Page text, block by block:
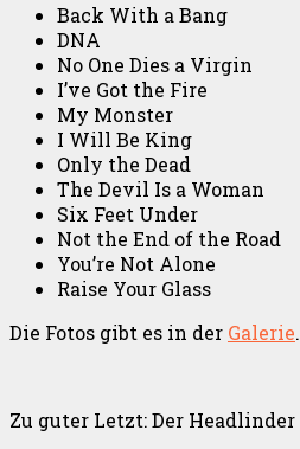
Back With a Bang
DNA
No One Dies a Virgin
I’ve Got the Fire
My Monster
I Will Be King
Only the Dead
The Devil Is a Woman
Six Feet Under
Not the End of the Road
You’re Not Alone
Raise Your Glass
Die Fotos gibt es in der Galerie.
Zu guter Letzt: Der Headlinder